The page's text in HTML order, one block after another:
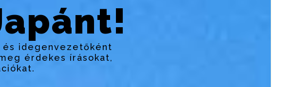
és idegenvezetőként
érdekes írásokat,